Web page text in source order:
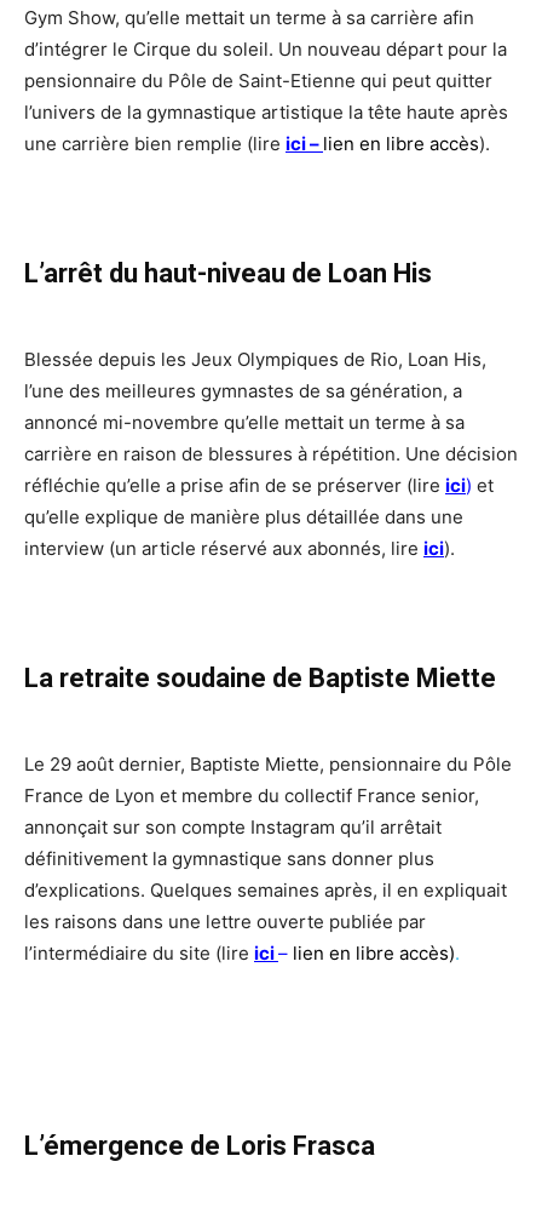
Gym Show, qu’elle mettait un terme à sa carrière afin
d’intégrer le Cirque du soleil. Un nouveau départ pour la
pensionnaire du Pôle de Saint-Etienne qui peut quitter
l’univers de la gymnastique artistique la tête haute après
une carrière bien remplie (lire ici – lien en libre accès).
L’arrêt du haut-niveau de Loan His
Blessée depuis les Jeux Olympiques de Rio, Loan His,
l’une des meilleures gymnastes de sa génération, a
annoncé mi-novembre qu’elle mettait un terme à sa
carrière en raison de blessures à répétition. Une décision
réfléchie qu’elle a prise afin de se préserver (lire ici) et
qu’elle explique de manière plus détaillée dans une
interview (un article réservé aux abonnés, lire ici).
La retraite soudaine de Baptiste Miette
Le 29 août dernier, Baptiste Miette, pensionnaire du Pôle
France de Lyon et membre du collectif France senior,
annonçait sur son compte Instagram qu’il arrêtait
définitivement la gymnastique sans donner plus
d’explications. Quelques semaines après, il en expliquait
les raisons dans une lettre ouverte publiée par
l’intermédiaire du site (lire ici– lien en libre accès).
L’émergence de Loris Frasca